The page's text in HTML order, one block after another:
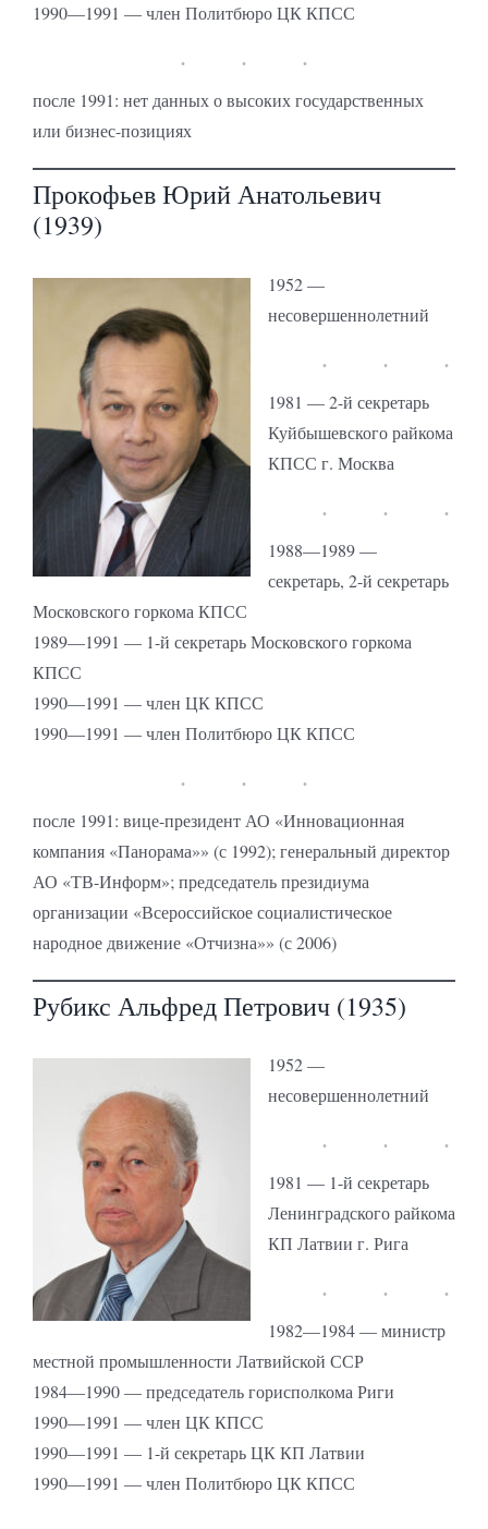
1990—1991 — член Политбюро ЦК КПСС
после 1991: нет данных о высоких государственных
или бизнес-позициях
Прокофьев Юрий Анатольевич
(1939)
1952 —
несовершеннолетний
1981 — 2-й секретарь
Куйбышевского райкома
КПСС г. Москва
1988—1989 —
секретарь, 2-й секретарь
Московского горкома КПСС
1989—1991 — 1-й секретарь Московского горкома
КПСС
1990—1991 — член ЦК КПСС
1990—1991 — член Политбюро ЦК КПСС
после 1991: вице-президент АО «Инновационная
компания «Панорама»» (с 1992); генеральный директор
АО «ТВ-Информ»; председатель президиума
организации «Всероссийское социалистическое
народное движение «Отчизна»» (с 2006)
Рубикс Альфред Петрович (1935)
1952 —
несовершеннолетний
1981 — 1-й секретарь
Ленинградского райкома
КП Латвии г. Рига
1982—1984 — министр
местной промышленности Латвийской ССР
1984—1990 — председатель горисполкома Риги
1990—1991 — член ЦК КПСС
1990—1991 — 1-й секретарь ЦК КП Латвии
1990—1991 — член Политбюро ЦК КПСС